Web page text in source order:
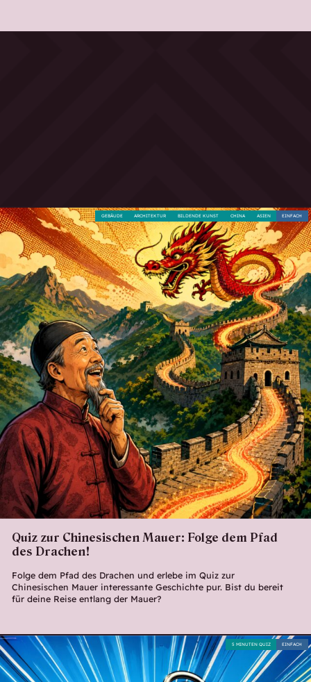
Quiz zur Chinesischen Mauer: Folge dem Pfad
des Drachen!
Folge dem Pfad des Drachen und erlebe im Quiz zur
Chinesischen Mauer interessante Geschichte pur. Bist du bereit
für deine Reise entlang der Mauer?
EINFACH
ASIEN
CHINA
BILDENDE KUNST
ARCHITEKTUR
GEBÄUDE
EINFACH
5 MINUTEN QUIZ